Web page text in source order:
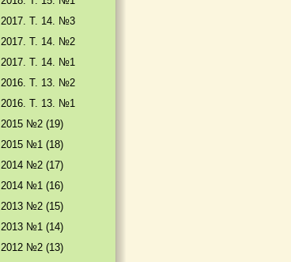
2017. T. 14. №3
2017. T. 14. №2
2017. T. 14. №1
2016. T. 13. №2
2016. T. 13. №1
2015 №2 (19)
2015 №1 (18)
2014 №2 (17)
2014 №1 (16)
2013 №2 (15)
2013 №1 (14)
2012 №2 (13)